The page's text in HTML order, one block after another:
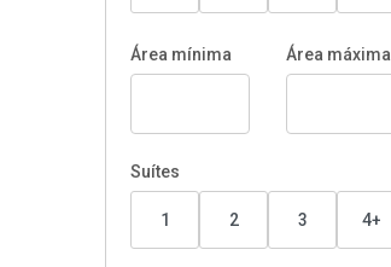
Área mínima Área máxima
Suítes
1 2 3 4+